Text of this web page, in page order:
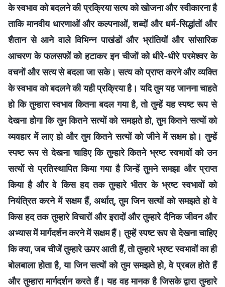
के स्वभाव को बदलने की प्रक्रिया सत्य को खोजना और स्वीकारना है
ताकि मानवीय धारणाओं और कल्पनाओं, शब्दों और धर्म-सिद्धांतों और
शैतान से आने वाले विभिन्न पाखंडों और भ्रांतियों और सांसारिक
आचरण के फलसफों को हटाकर इन चीजों को धीरे-धीरे परमेश्वर के
वचनों और सत्य से बदला जा सके। सत्य को प्राप्त करने और व्यक्ति
के स्वभाव को बदलने की यही प्रक्रिया है। यदि तुम यह जानना चाहते
हो कि तुम्हारा स्वभाव कितना बदल गया है, तो तुम्हें यह स्पष्ट रूप से
देखना होगा कि तुम कितने सत्यों को समझते हो, तुम कितने सत्यों को
व्यवहार में लाए हो और तुम कितने सत्यों को जीने में सक्षम हो। तुम्हें
स्पष्ट रूप से देखना चाहिए कि तुम्हारे कितने भ्रष्ट स्वभावों को उन
सत्यों से प्रतिस्थापित किया गया है जिन्हें तुमने समझा और प्राप्त
किया है और वे किस हद तक तुम्हारे भीतर के भ्रष्ट स्वभावों को
नियंत्रित करने में सक्षम हैं, अर्थात्, तुम जिन सत्यों को समझते हो वे
किस हद तक तुम्हारे विचारों और इरादों और तुम्हारे दैनिक जीवन और
अभ्यास में मार्गदर्शन करने में सक्षम हैं। तुम्हें स्पष्ट रूप से देखना चाहिए
कि क्या, जब चीजें तुम्हारे ऊपर आती हैं, तो तुम्हारे भ्रष्ट स्वभावों का ही
बोलबाला होता है, या जिन सत्यों को तुम समझते हो, वे प्रबल होते हैं
और तुम्हारा मार्गदर्शन करते हैं। यह वह मानक है जिसके द्वारा तुम्हारे